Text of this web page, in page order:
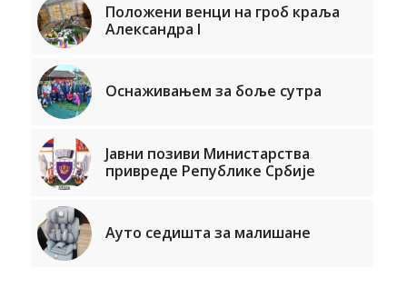
Положени венци на гроб краља
Александра I
Оснаживањем за боље сутра
Јавни позиви Министарства
привреде Републике Србије
Ауто седишта за малишане